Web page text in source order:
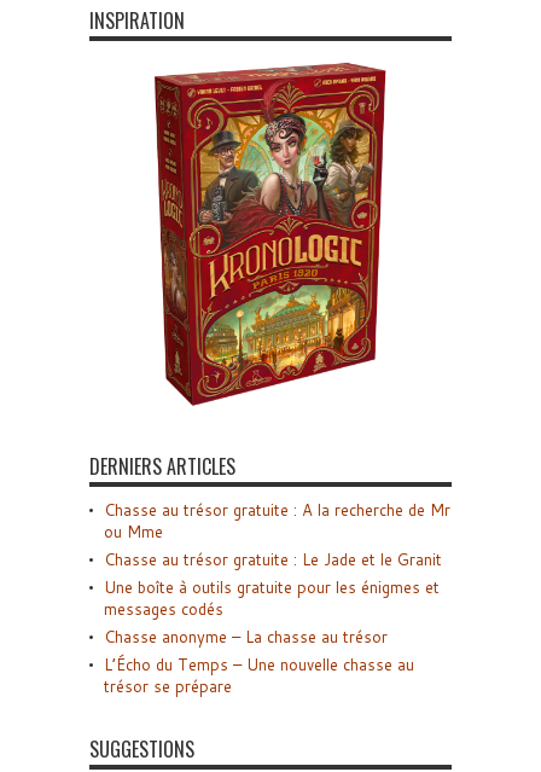
INSPIRATION
DERNIERS ARTICLES
Chasse au trésor gratuite : A la recherche de Mr
ou Mme
Chasse au trésor gratuite : Le Jade et le Granit
Une boîte à outils gratuite pour les énigmes et
messages codés
Chasse anonyme – La chasse au trésor
L’Écho du Temps – Une nouvelle chasse au
trésor se prépare
SUGGESTIONS